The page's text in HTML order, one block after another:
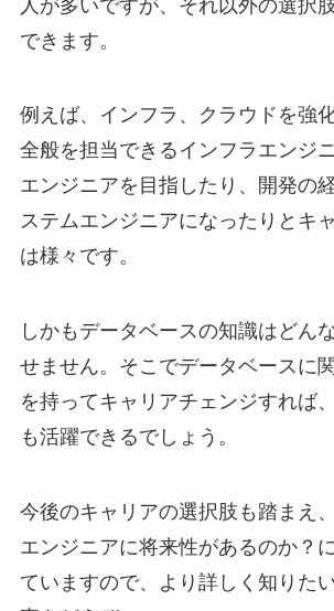
人が多いですが、それ以外の選択
できます。
例えば、インフラ、クラウドを強
全般を担当できるインフラエンジ
エンジニアを目指したり、開発の
ステムエンジニアになったりとキ
は様々です。
しかもデータベースの知識はどん
せません。そこでデータベースに
を持ってキャリアチェンジすれば
も活躍できるでしょう。
今後のキャリアの選択肢も踏まえ
エンジニアに将来性があるのか？
ていますので、より詳しく知りた